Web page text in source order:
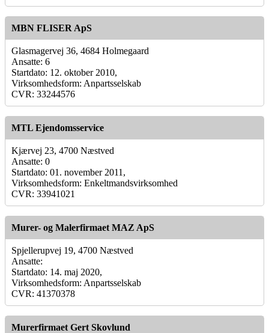
MBN FLISER ApS
Glasmagervej 36, 4684 Holmegaard
Ansatte: 6
Startdato: 12. oktober 2010,
Virksomhedsform: Anpartsselskab
CVR: 33244576
MTL Ejendomsservice
Kjærvej 23, 4700 Næstved
Ansatte: 0
Startdato: 01. november 2011,
Virksomhedsform: Enkeltmandsvirksomhed
CVR: 33941021
Murer- og Malerfirmaet MAZ ApS
Spjellerupvej 19, 4700 Næstved
Ansatte:
Startdato: 14. maj 2020,
Virksomhedsform: Anpartsselskab
CVR: 41370378
Murerfirmaet Gert Skovlund